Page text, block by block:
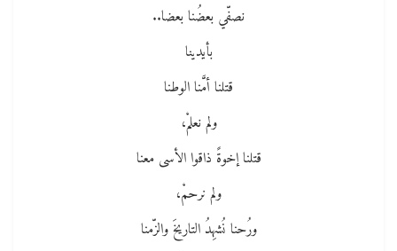
نصفّي بعضُنا بعضا..
بأيدينا
قتلنا أمَّنا الوطنا
ولم نعلمْ،
قتلنا إخوةً ذاقوا الأسى معنا
ولم نرحمْ،
ورُحنا نُشهِدُ التاريخَ والزّمنا